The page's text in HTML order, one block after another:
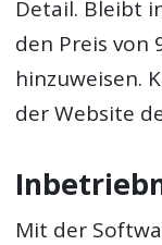
Detail. Bleibt
den Preis von
hinzuweisen.
der Website
Mit der